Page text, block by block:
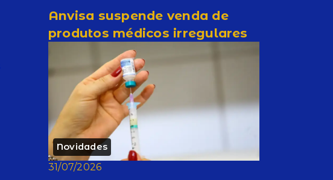
Anvisa suspende venda de
produtos médicos irregulares
Novidades
31/07/2026